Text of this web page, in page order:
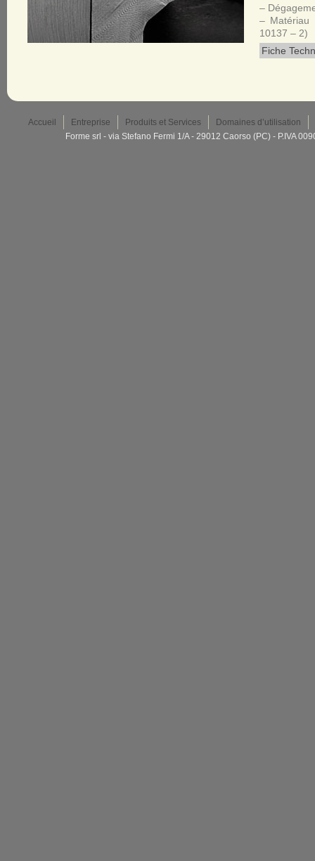
–
– Matériau
10137 – 2)
Fiche
Accueil Entreprise Produits et Services
Domaines d’utilisation
Forme srl - via Stefano Fermi 1/A - 29012 Caorso (PC) - P.IVA